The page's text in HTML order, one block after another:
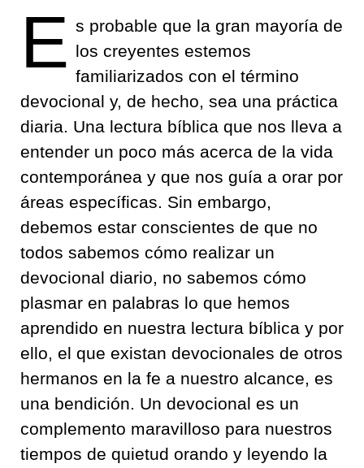
E s probable que la gran mayoría de
los creyentes estemos
familiarizados con el término
devocional y, de hecho, sea una práctica
diaria. Una lectura bíblica que nos lleva a
entender un poco más acerca de la vida
contemporánea y que nos guía a orar por
áreas específicas. Sin embargo,
debemos estar conscientes de que no
todos sabemos cómo realizar un
devocional diario, no sabemos cómo
plasmar en palabras lo que hemos
aprendido en nuestra lectura bíblica y por
ello, el que existan devocionales de otros
hermanos en la fe a nuestro alcance, es
una bendición. Un devocional es un
complemento maravilloso para nuestros
tiempos de quietud orando y leyendo la